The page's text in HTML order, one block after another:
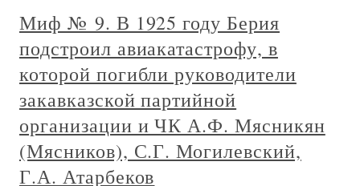
Миф № 9. В 1925 году Берия
подстроил авиакатастрофу, в
которой погибли руководители
закавказской партийной
организации и ЧК А.Ф. Мясникян
(Мясников), С.Г. Могилевский,
Г.А. Атарбеков